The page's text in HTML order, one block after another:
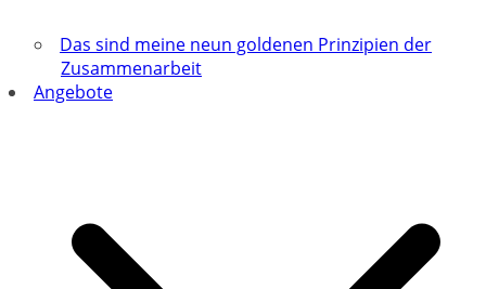
Das sind meine neun goldenen Prinzipien der
Zusammenarbeit
Angebote